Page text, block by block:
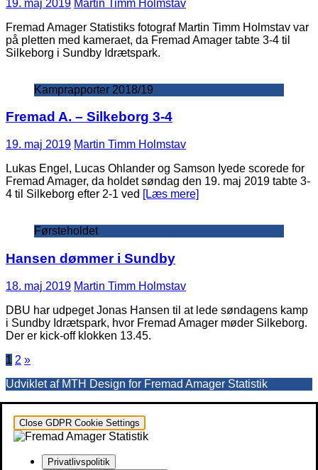
19. maj 2019 Martin Timm Holmstav
Fremad Amager Statistiks fotograf Martin Timm Holmstav var
på pletten med kameraet, da Fremad Amager tabte 3-4 til
Silkeborg i Sundby Idrætspark.
Kamprapporter 2018/19
Fremad A. – Silkeborg 3-4
19. maj 2019 Martin Timm Holmstav
Lukas Engel, Lucas Ohlander og Samson Iyede scorede for
Fremad Amager, da holdet søndag den 19. maj 2019 tabte 3-
4 til Silkeborg efter 2-1 ved [Læs mere]
Førsteholdet
Hansen dømmer i Sundby
18. maj 2019 Martin Timm Holmstav
DBU har udpeget Jonas Hansen til at lede søndagens kamp
i Sundby Idrætspark, hvor Fremad Amager møder Silkeborg.
Der er kick-off klokken 13.45.
Indlægsinddeling
1 2 »
Udviklet af MTH Design for Fremad Amager Statistik
Close GDPR Cookie Settings
Privatlivspolitik